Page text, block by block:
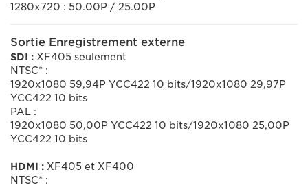
1280x720 : 50.00P / 25.00P
Sortie Enregistrement externe
SDI : XF405 seulement
NTSC* :
1920x1080 59,94P YCC422 10 bits/1920x1080 29,97P
YCC422 10 bits
PAL :
1920x1080 50,00P YCC422 10 bits/1920x1080 25,00P
YCC422 10 bits
HDMI : XF405 et XF400
NTSC* :